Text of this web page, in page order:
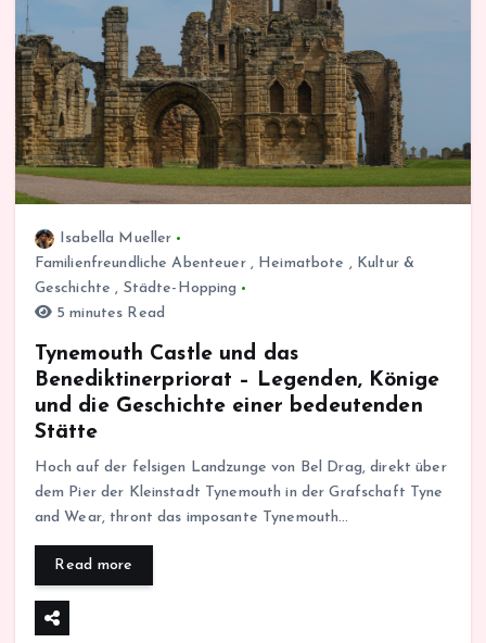
Isabella Mueller
Familienfreundliche Abenteuer, Heimatbote , Kultur &
Geschichte , Städte-Hopping
5 minutes Read
Tynemouth Castle und das
Benediktinerpriorat – Legenden, Könige
und die Geschichte einer bedeutenden
Stätte
Hoch auf der felsigen Landzunge von Bel Drag, direkt über
dem Pier der Kleinstadt Tynemouth in der Grafschaft Tyne
and Wear, thront das imposante Tynemouth…
Read more